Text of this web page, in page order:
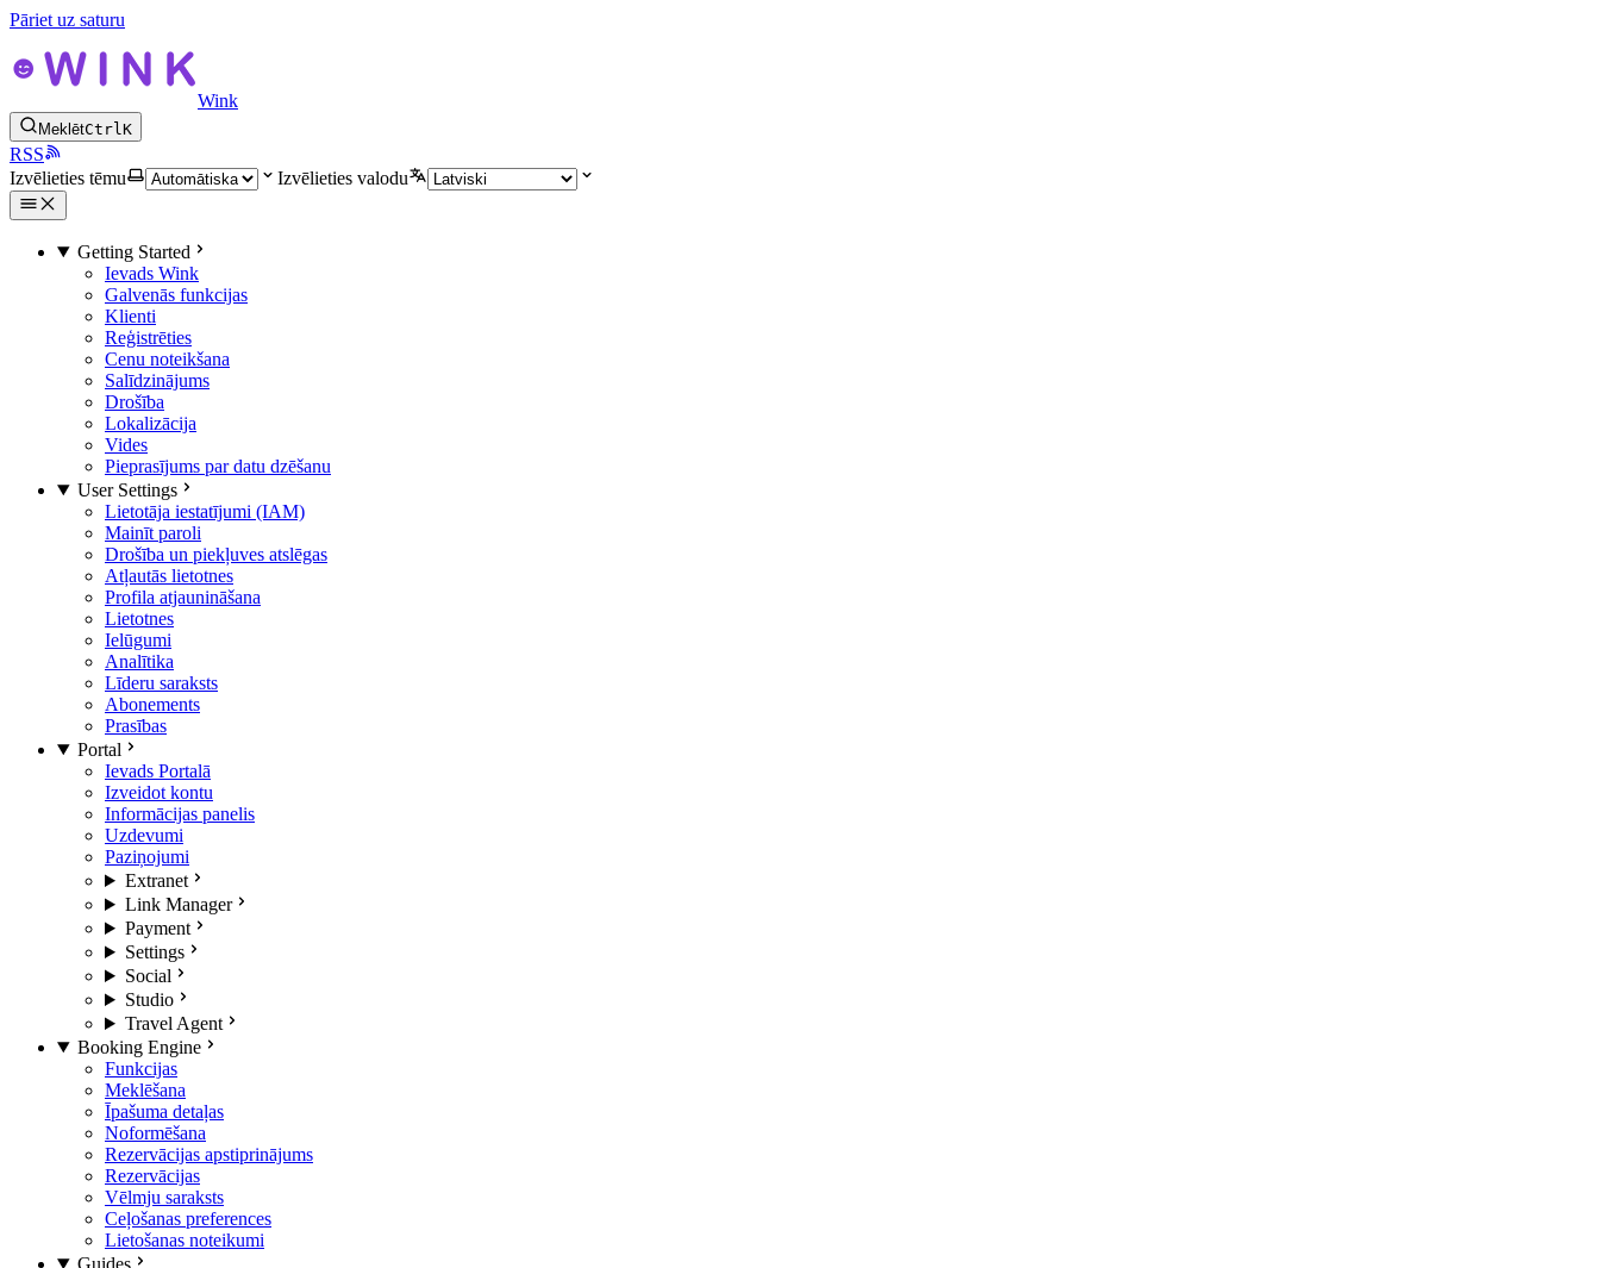
Pāriet uz saturu
Wink
MeklētCtrlK
RSS
Izvēlieties tēmu
Izvēlieties valodu
Getting Started
Ievads Wink
Galvenās funkcijas
Klienti
Reģistrēties
Cenu noteikšana
Salīdzinājums
Drošība
Lokalizācija
Vides
Pieprasījums par datu dzēšanu
User Settings
Lietotāja iestatījumi (IAM)
Mainīt paroli
Drošība un piekļuves atslēgas
Atļautās lietotnes
Profila atjaunināšana
Lietotnes
Ielūgumi
Analītika
Līderu saraksts
Abonements
Prasības
Portal
Ievads Portalā
Izveidot kontu
Informācijas panelis
Uzdevumi
Paziņojumi
Extranet
Link Manager
Payment
Settings
Social
Studio
Travel Agent
Booking Engine
Funkcijas
Meklēšana
Īpašuma detaļas
Noformēšana
Rezervācijas apstiprinājums
Rezervācijas
Vēlmju saraksts
Ceļošanas preferences
Lietošanas noteikumi
Guides